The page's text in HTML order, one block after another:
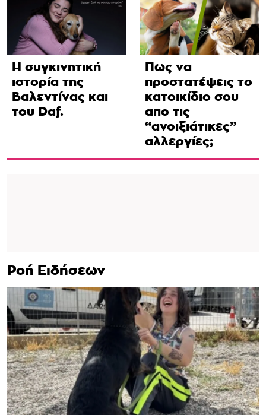
Η συγκινητική
ιστορία της
Βαλεντίνας και
του Daf.
Πως να
προστατέψεις το
κατοικίδιο σου
απο τις
“ανοιξιάτικες”
αλλεργίες;
Ροή Ειδήσεων